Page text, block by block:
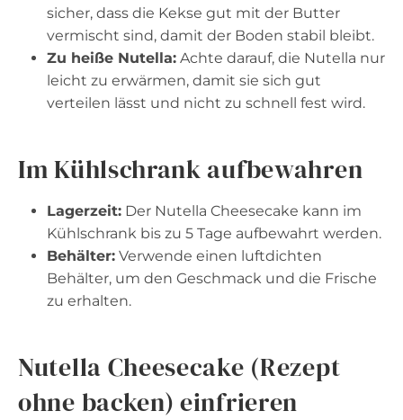
sicher, dass die Kekse gut mit der Butter
vermischt sind, damit der Boden stabil bleibt.
Zu heiße Nutella: Achte darauf, die Nutella nur
leicht zu erwärmen, damit sie sich gut
verteilen lässt und nicht zu schnell fest wird.
Im Kühlschrank aufbewahren
Lagerzeit: Der Nutella Cheesecake kann im
Kühlschrank bis zu 5 Tage aufbewahrt werden.
Behälter: Verwende einen luftdichten
Behälter, um den Geschmack und die Frische
zu erhalten.
Nutella Cheesecake (Rezept
ohne backen) einfrieren